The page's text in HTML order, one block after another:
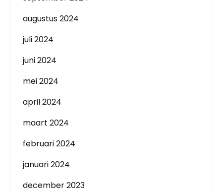
augustus 2024
juli 2024
juni 2024
mei 2024
april 2024
maart 2024
februari 2024
januari 2024
december 2023